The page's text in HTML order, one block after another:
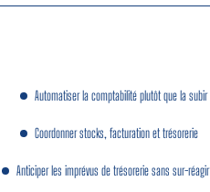
Automatiser la comptabilité plutôt que la subir
Coordonner stocks, facturation et trésorerie
Anticiper les imprévus de trésorerie sans sur-réagir